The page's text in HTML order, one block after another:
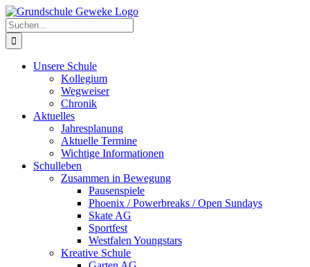
Zum
Inhalt
springen
Suche
nach:
Unsere Schule
Kollegium
Wegweiser
Chronik
Aktuelles
Jahresplanung
Aktuelle Termine
Wichtige Informationen
Schulleben
Zusammen in Bewegung
Pausenspiele
Phoenix / Powerbreaks / Open Sundays
Skate AG
Sportfest
Westfalen Youngstars
Kreative Schule